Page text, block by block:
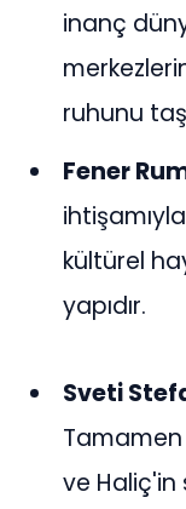
inanç
ruhunu
Fener
kültürel
yapıdır.
Sveti
Tamamen
ve Haliç'in